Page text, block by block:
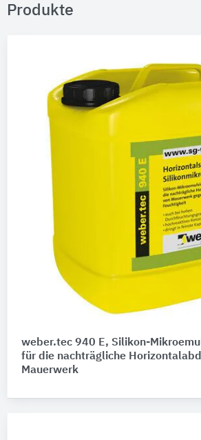
Produkte
weber.tec 940 E, Silikon-
für die nachträgliche
Mauerwerk